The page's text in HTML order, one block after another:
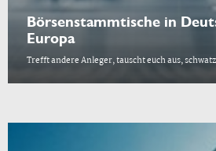
Börsenstammtische in
Europa
Trefft andere Anleger, tauscht euch aus,